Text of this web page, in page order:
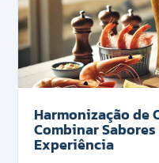
Harmonização de
Combinar
Experiência